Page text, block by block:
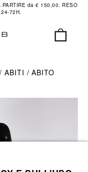
PARTIRE da € 150,00. RESO
72H.
ABITI ABITO